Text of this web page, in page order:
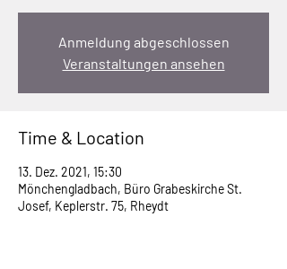
Anmeldung abgeschlossen
Veranstaltungen ansehen
Time & Location
13. Dez. 2021, 15:30
Mönchengladbach, Büro Grabeskirche St.
Josef, Keplerstr. 75, Rheydt